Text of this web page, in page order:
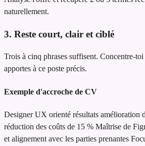
naturellement.
3. Reste court, clair et ciblé
Trois à cinq phrases suffisent. Concentre-
apportes à ce poste précis.
Exemple d'accroche de CV
Designer UX orienté résultats amélioration
réduction des coûts de 15 % Maîtrise de
et alignement avec les parties prenantes